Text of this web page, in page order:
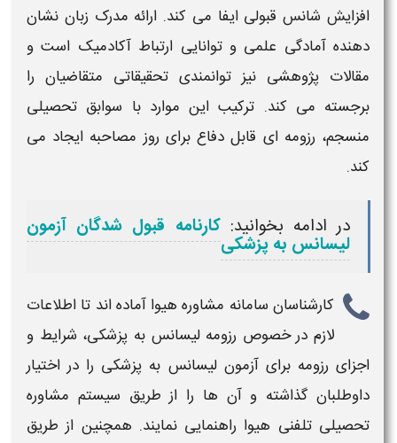
افزایش شانس قبولی ایفا می کند. ارائه مدرک زبان نشان
دهنده آمادگی علمی و توانایی ارتباط آکادمیک است و
مقالات پژوهشی نیز توانمندی تحقیقاتی متقاضیان را
برجسته می کند. ترکیب این موارد با سوابق تحصیلی
منسجم، رزومه ای قابل دفاعبرای روز مصاحبه ایجاد می
کند.
در ادامه بخوانید: کارنامه قبول شدگان آزمون
لیسانس به پزشکی
کارشناسان سامانه مشاوره هیوا آماده اند تا اطلاعات
لازم در خصوص رزومه لیسانس به پزشکی​​، شرایط و
اجزای رزومه برای آزمون لیسانس به پزشکی را در اختیار
داوطلبان گذاشته و آن ها را از طریق سیستم مشاوره
تحصیلی تلفنی هیوا راهنمایی نمایند. همچنین از طریق